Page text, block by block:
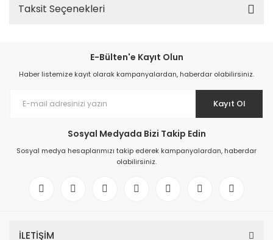
Taksit Seçenekleri
E-Bülten'e Kayıt Olun
Haber listemize kayıt olarak kampanyalardan, haberdar olabilirsiniz.
Kayıt Ol
Sosyal Medyada Bizi Takip Edin
Sosyal medya hesaplarımızı takip ederek kampanyalardan, haberdar
olabilirsiniz.
İLETİŞİM